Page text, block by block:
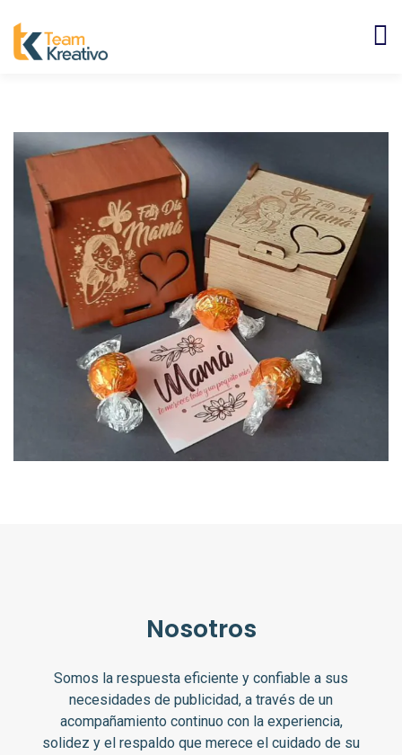
Nosotros
Somos la respuesta eficiente y confiable a sus
necesidades de publicidad, a través de un
acompañamiento continuo con la experiencia,
solidez y el respaldo que merece el cuidado de su